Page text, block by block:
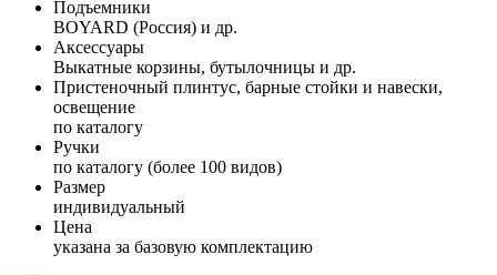
Подъемники
BOYARD (Россия) и др.
Аксессуары
Выкатные корзины, бутылочницы и др.
Пристеночный плинтус, барные стойки и навески,
освещение
по каталогу
Ручки
по каталогу (более 100 видов)
Размер
индивидуальный
Цена
указана за базовую комплектацию